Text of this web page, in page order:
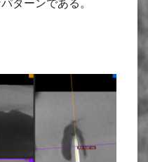
ターンである。